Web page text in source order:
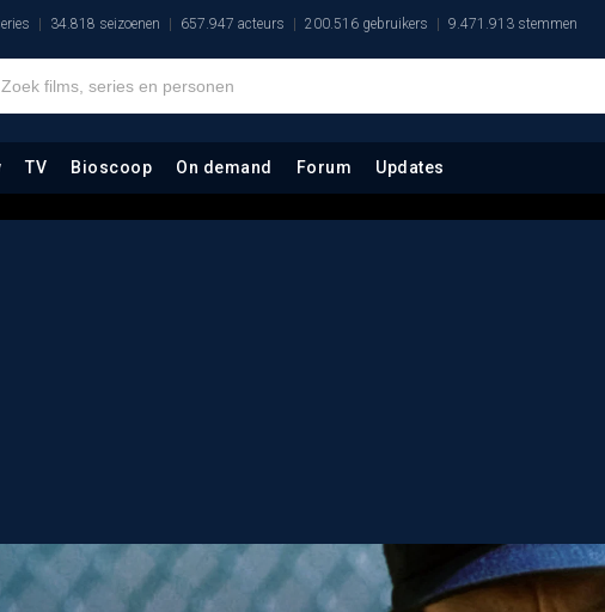
34.818 seizoenen 657.947 acteurs 200.516 gebruikers 9.471.913 stemmen
TV Bioscoop On demand Forum Updates